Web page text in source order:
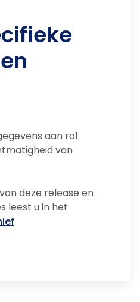
aan rol
van
deze release en
leest u in het
.